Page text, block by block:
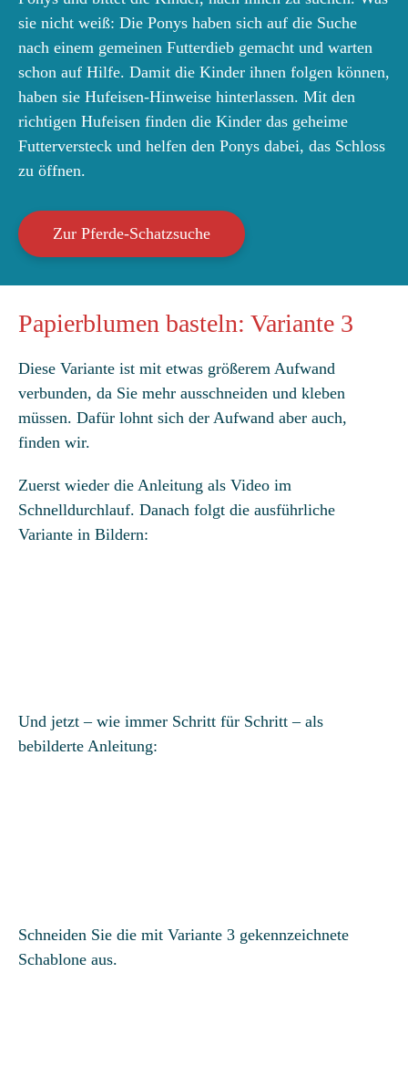
sie nicht weiß: Die Ponys haben sich auf die Suche
nach einem gemeinen Futterdieb gemacht und warten
schon auf Hilfe. Damit die Kinder ihnen folgen können,
haben sie Hufeisen-Hinweise hinterlassen. Mit den
richtigen Hufeisen finden die Kinder das geheime
Futterversteck und helfen den Ponys dabei, das Schloss
zu öffnen.
Zur Pferde-Schatzsuche
Papierblumen basteln: Variante 3
Diese Variante ist mit etwas größerem Aufwand
verbunden, da Sie mehr ausschneiden und kleben
müssen. Dafür lohnt sich der Aufwand aber auch,
finden wir.
Zuerst wieder die Anleitung als Video im
Schnelldurchlauf. Danach folgt die ausführliche
Variante in Bildern:
Und jetzt – wie immer Schritt für Schritt – als
bebilderte Anleitung:
Schneiden Sie die mit Variante 3 gekennzeichnete
Schablone aus.